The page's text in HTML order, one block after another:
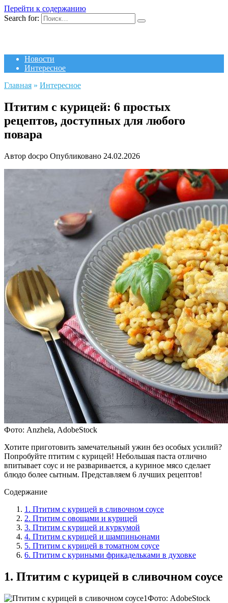
Перейти к содержанию
Search for:
Новости
Интересное
Главная » Интересное
Птитим с курицей: 6 простых
рецептов, доступных для любого
повара
Автор docpo Опубликовано 24.02.2026
Фото: Anzhela, AdobeStock
Хотите приготовить замечательный ужин без особых усилий?
Попробуйте птитим с курицей! Небольшая паста отлично
впитывает соус и не разваривается, а куриное мясо сделает
блюдо более сытным. Представляем 6 лучших рецептов!
Содержание
1. Птитим с курицей в сливочном соусе
2. Птитим с овощами и курицей
3. Птитим с курицей и куркумой
4. Птитим с курицей и шампиньонами
5. Птитим с курицей в томатном соусе
6. Птитим с куриными фрикадельками в духовке
1. Птитим с курицей в сливочном соусе
Фото: AdobeStock